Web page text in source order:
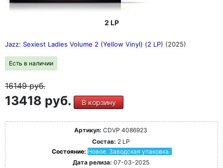
2 LP
Jazz: Sexiest Ladies Volume 2 (Yellow Vinyl) (2 LP) (2025)
Есть в наличии
16149руб.
13418 руб. В корзину
Артикул: CDVP 4086923
Состав: 2 LP
Состояние: Новое. Заводская упаковка.
Дата релиза: 07-03-2025